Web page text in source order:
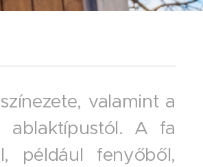
valamint a
ablaktípustól. A fa
például fenyőből,